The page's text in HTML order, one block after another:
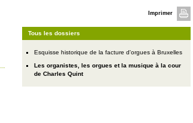
Imprimer
Tous les dossiers
Esquisse historique de la facture d'orgues à Bruxelles
Les organistes, les orgues et la musique à la cour
de Charles Quint